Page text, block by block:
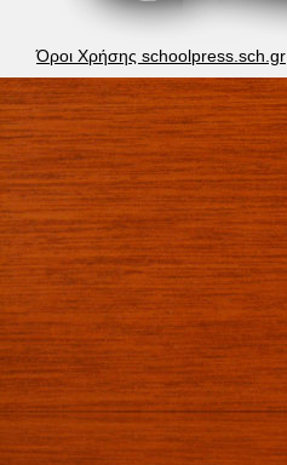
Όροι Χρήσης schoolpress.sch.gr